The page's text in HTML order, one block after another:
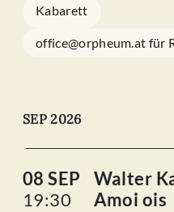
Kabarett
office@orpheum.at für
SEP 2026
08 SEP
19:30
Walter
Amoi ois